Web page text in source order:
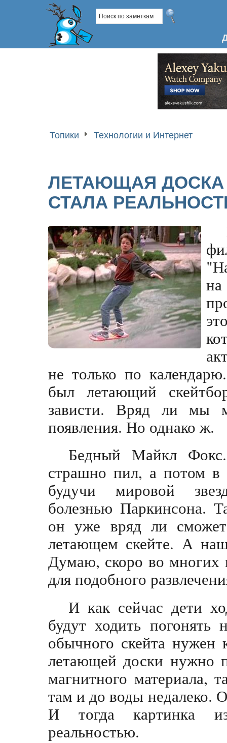
Топики Технологии и Интернет
ЛЕТАЮЩАЯ ДОСКА
СТАЛА
не только по
был летающий
зависти. Вряд ли мы
появления. Но однако ж.
Бедный Майкл
страшно пил, а потом в
будучи мировой
болезнью Паркинсона.
он уже вряд ли
летающем скейте. А
Думаю, скоро во многих
для подобного
И как сейчас дети
будут ходить
обычного скейта
летающей доски нужно
магнитного материала,
там и до воды недалеко.
И тогда картинка
реальностью.